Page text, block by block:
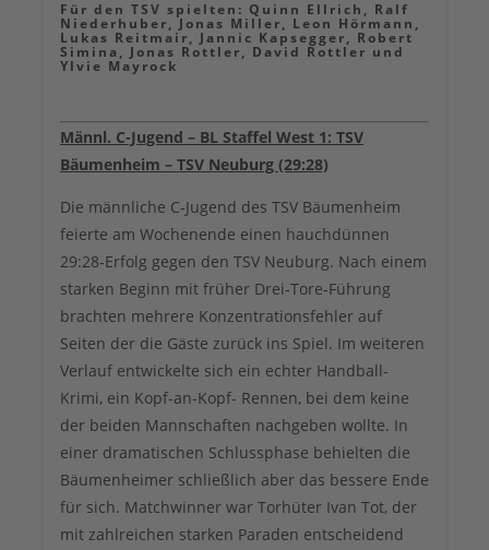
Für den TSV spielten: Quinn Ellrich, Ralf
Niederhuber, Jonas Miller, Leon Hörmann,
Lukas Reitmair, Jannic Kapsegger, Robert
Simina, Jonas Rottler, David Rottler und
Ylvie Mayrock
Männl. C-Jugend – BL Staffel West 1: TSV
Bäumenheim – TSV Neuburg (29:28)
Die männliche C‑Jugend des TSV Bäumenheim
feierte am Wochenende einen hauchdünnen
29:28‑Erfolg gegen den TSV Neuburg. Nach einem
starken Beginn mit früher Drei‑Tore‑Führung
brachten mehrere Konzentrationsfehler auf
Seiten der die Gäste zurück ins Spiel. Im weiteren
Verlauf entwickelte sich ein echter Handball-
Krimi, ein Kopf-an-Kopf- Rennen, bei dem keine
der beiden Mannschaften nachgeben wollte. In
einer dramatischen Schlussphase behielten die
Bäumenheimer schließlich aber das bessere Ende
für sich. Matchwinner war Torhüter Ivan Tot, der
mit zahlreichen starken Paraden entscheidend